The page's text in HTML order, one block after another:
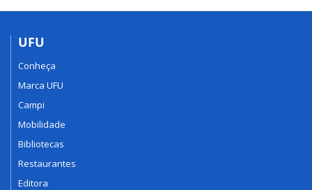
UFU
Conheça
Marca UFU
Campi
Mobilidade
Bibliotecas
Restaurantes
Editora